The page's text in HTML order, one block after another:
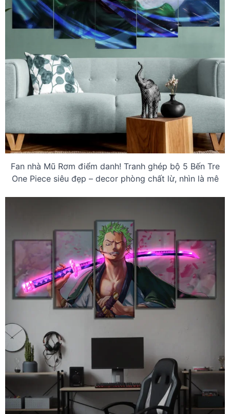
Fan nhà Mũ Rơm điểm danh! Tranh ghép bộ 5 Bến Tre
One Piece siêu đẹp – decor phòng chất lừ, nhìn là mê